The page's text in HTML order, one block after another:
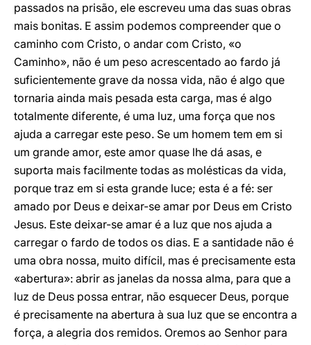
passados na prisão, ele escreveu uma das suas obras
mais bonitas. E assim podemos compreender que o
caminho com Cristo, o andar com Cristo, «o
Caminho», não é um peso acrescentado ao fardo já
suficientemente grave da nossa vida, não é algo que
tornaria ainda mais pesada esta carga, mas é algo
totalmente diferente, é uma luz, uma força que nos
ajuda a carregar este peso. Se um homem tem em si
um grande amor, este amor quase lhe dá asas, e
suporta mais facilmente todas as molésticas da vida,
porque traz em si esta grande luce; esta é a fé: ser
amado por Deus e deixar-se amar por Deus em Cristo
Jesus. Este deixar-se amar é a luz que nos ajuda a
carregar o fardo de todos os dias. E a santidade não é
uma obra nossa, muito difícil, mas é precisamente esta
«abertura»: abrir as janelas da nossa alma, para que a
luz de Deus possa entrar, não esquecer Deus, porque
é precisamente na abertura à sua luz que se encontra a
força, a alegria dos remidos. Oremos ao Senhor para